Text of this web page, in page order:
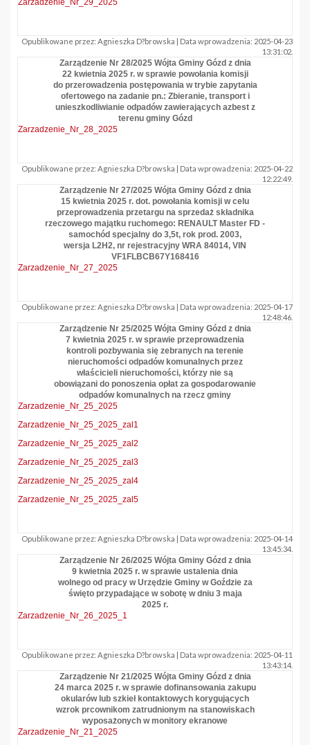
Zarzadzenie_Nr_29_2025
Opublikowane przez: Agnieszka D?browska | Data wprowadzenia: 2025-04-23
13:31:02.
Zarządzenie Nr 28/2025 Wójta Gminy Gózd z dnia
22 kwietnia 2025 r. w sprawie powołania komisji
do przerowadzenia postępowania w trybie zapytania
ofertowego na zadanie pn.: Zbieranie, transport i
unieszkodliwianie odpadów zawierających azbest z
terenu gminy Gózd
Zarzadzenie_Nr_28_2025
Opublikowane przez: Agnieszka D?browska | Data wprowadzenia: 2025-04-22
12:22:49.
Zarządzenie Nr 27/2025 Wójta Gminy Gózd z dnia
15 kwietnia 2025 r. dot. powołania komisji w celu
przeprowadzenia przetargu na sprzedaż składnika
rzeczowego majątku ruchomego: RENAULT Master FD -
samochód specjalny do 3,5t, rok prod. 2003,
wersja L2H2, nr rejestracyjny WRA 84014, VIN
VF1FLBCB67Y168416
Zarzadzenie_Nr_27_2025
Opublikowane przez: Agnieszka D?browska | Data wprowadzenia: 2025-04-17
12:48:46.
Zarządzenie Nr 25/2025 Wójta Gminy Gózd z dnia
7 kwietnia 2025 r. w sprawie przeprowadzenia
kontroli pozbywania się zebranych na terenie
nieruchomości odpadów komunalnych przez
właścicieli nieruchomości, którzy nie są
obowiązani do ponoszenia opłat za gospodarowanie
odpadów komunalnych na rzecz gminy
Zarzadzenie_Nr_25_2025
Zarzadzenie_Nr_25_2025_zal1
Zarzadzenie_Nr_25_2025_zal2
Zarzadzenie_Nr_25_2025_zal3
Zarzadzenie_Nr_25_2025_zal4
Zarzadzenie_Nr_25_2025_zal5
Opublikowane przez: Agnieszka D?browska | Data wprowadzenia: 2025-04-14
13:45:34.
Zarządzenie Nr 26/2025 Wójta Gminy Gózd z dnia
9 kwietnia 2025 r. w sprawie ustalenia dnia
wolnego od pracy w Urzędzie Gminy w Goździe za
święto przypadające w sobotę w dniu 3 maja
2025 r.
Zarzadzenie_Nr_26_2025_1
Opublikowane przez: Agnieszka D?browska | Data wprowadzenia: 2025-04-11
13:43:14.
Zarządzenie Nr 21/2025 Wójta Gminy Gózd z dnia
24 marca 2025 r. w sprawie dofinansowania zakupu
okularów lub szkieł kontaktowych korygujących
wzrok prcownikom zatrudnionym na stanowiskach
wyposażonych w monitory ekranowe
Zarzadzenie_Nr_21_2025